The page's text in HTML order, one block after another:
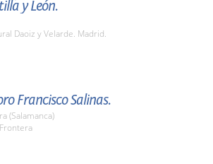
y León.
Daoiz y Velarde. Madrid.
Francisco Salinas.
(Salamanca)